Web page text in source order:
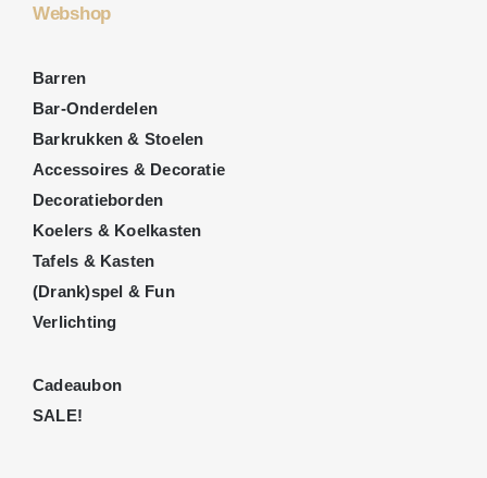
Webshop
Barren
Bar-Onderdelen
Barkrukken & Stoelen
Accessoires & Decoratie
Decoratieborden
Koelers & Koelkasten
Tafels & Kasten
(Drank)spel & Fun
Verlichting
Cadeaubon
SALE!